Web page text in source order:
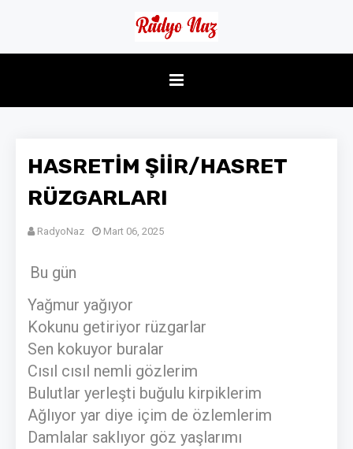
HASRETİM ŞİİR/HASRET
RÜZGARLARI
RadyoNaz Mart 06, 2025
Bu gün
Yağmur yağıyor
Kokunu getiriyor rüzgarlar
Sen kokuyor buralar
Cısıl cısıl nemli gözlerim
Bulutlar yerleşti buğulu kirpiklerim
Ağlıyor yar diye içim de özlemlerim
Damlalar saklıyor göz yaşlarımı